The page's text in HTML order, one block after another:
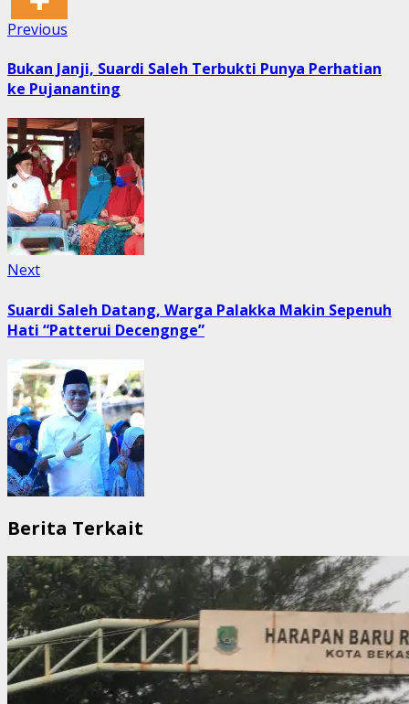
Post
navigation
Previous
Bukan Janji, Suardi Saleh Terbukti Punya Perhatian
ke Pujananting
NextNext
Suardi Saleh Datang, Warga Palakka Makin Sepenuh
Hati “Patterui Decengnge”
Berita Terkait